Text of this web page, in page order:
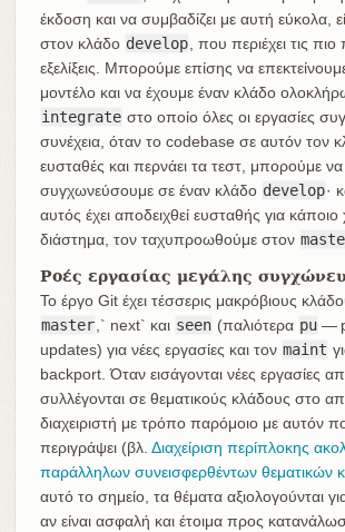
έκδοση και να συμβαδίζει με αυτή εύκολα,
στον κλάδο develop, που περιέχει τις
εξελίξεις. Μπορούμε επίσης να
μοντέλο και να έχουμε έναν κλάδο
integrate στο οποίο όλες οι εργασίες
συνέχεια, όταν το codebase σε αυτόν τον
ευσταθές και περνάει τα τεστ, μπορούμε
συγχωνεύσουμε σε έναν κλάδο develop·
αυτός έχει αποδειχθεί ευσταθής για κάποιο
διάστημα, τον ταχυπροωθούμε στον
Ροές εργασίας μεγάλης
Το έργο Git έχει τέσσερις μακρόβιους
master,` next` και seen (παλιότερα pu —
updates) για νέες εργασίες και τον maint
backport. Όταν εισάγονται νέες εργασίες
συλλέγονται σε θεματικούς κλάδους στο
διαχειριστή με τρόπο παρόμοιο με αυτόν
περιγράψει (βλ. Διαχείριση περίπλοκης
παράλληλων συνεισφερθέντων θεματικών
αυτό το σημείο, τα θέματα αξιολογούνται
αν είναι ασφαλή και έτοιμα προς